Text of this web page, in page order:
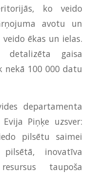
ko veido
avotu un
ēkas un ielas.
detalizēta gaisa
nekā 100 000 datu
departamenta
Piņķe uzsver:
pilsētu saimei
inovatīva
taupoša